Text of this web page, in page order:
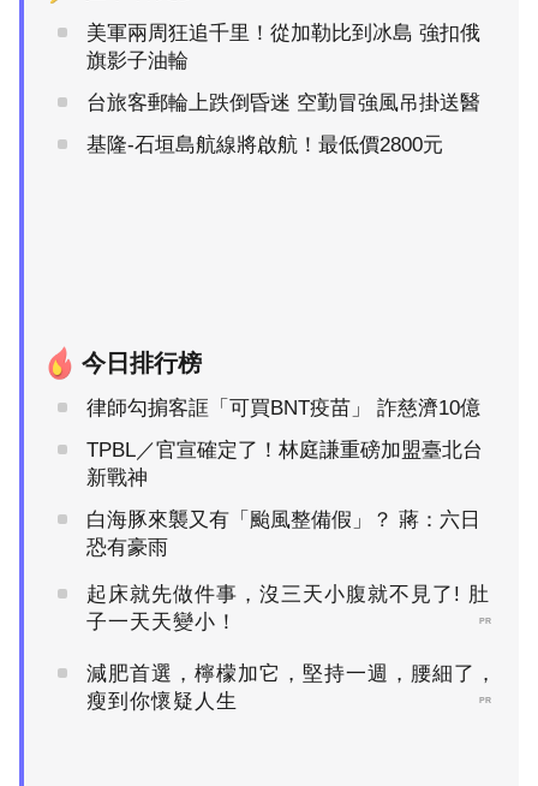
美軍兩周狂追千里！從加勒比到冰島 強扣俄
旗影子油輪
台旅客郵輪上跌倒昏迷 空勤冒強風吊掛送醫
基隆-石垣島航線將啟航！最低價2800元
今日排行榜
律師勾掮客誆「可買BNT疫苗」 詐慈濟10億
TPBL／官宣確定了！林庭謙重磅加盟臺北台
新戰神
白海豚來襲又有「颱風整備假」？ 蔣：六日
恐有豪雨
起床就先做件事，沒三天小腹就不見了! 肚
子一天天變小！
PR
減肥首選，檸檬加它，堅持一週，腰細了，
瘦到你懷疑人生
PR